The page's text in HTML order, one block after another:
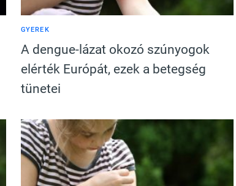
GYEREK
A dengue-lázat okozó szúnyogok
elérték Európát, ezek a betegség
tünetei